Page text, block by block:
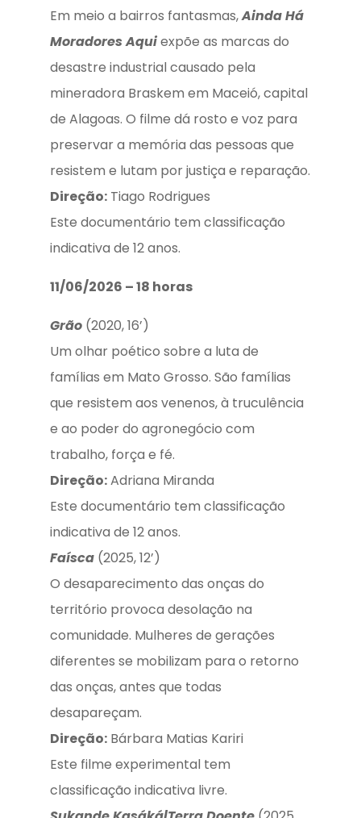
Em meio a bairros fantasmas,Ainda Há
Moradores Aquiexpõe as marcas do
desastre industrial causado pela
mineradora Braskem em Maceió, capital
de Alagoas. O filme dá rosto e voz para
preservar a memória das pessoas que
resistem e lutam por justiça e reparação.
Direção:Tiago Rodrigues
Este documentário tem classificação
indicativa de 12 anos.
11/06/2026 – 18 horas
Grão (2020, 16’)
Um olhar poético sobre a luta de
famílias em Mato Grosso. São famílias
que resistem aos venenos, à truculência
e ao poder do agronegócio com
trabalho, força e fé.
Direção:Adriana Miranda
Este documentário tem classificação
indicativa de 12 anos.
Faísca(2025, 12’)
O desaparecimento das onças do
território provoca desolação na
comunidade. Mulheres de gerações
diferentes se mobilizam para o retorno
das onças, antes que todas
desapareçam.
Direção:Bárbara Matias Kariri
Este filme experimental tem
classificação indicativa livre.